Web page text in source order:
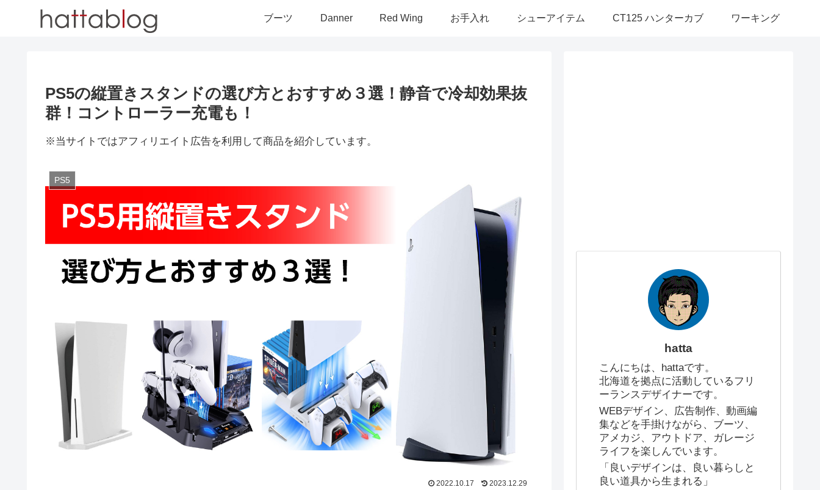
ブーツ Danner Red Wing お手入れ シューアイテム CT125 ハンターカブ ワーキング
PS5の縦置きスタンドの選び方とおすすめ３選！静音で冷却効果抜
群！コントローラー充電も！
※当サイトではアフィリエイト広告を利用して商品を紹介しています。
PS5
2022.10.17 2023.12.29
hatta
こんにちは、hattaです。
北海道を拠点に活動しているフリ
ーランスデザイナーです。
WEBデザイン、広告制作、動画編
集などを手掛けながら、ブーツ、
アメカジ、アウトドア、ガレージ
ライフを楽しんでいます。
「良いデザインは、良い暮らしと
良い道具から生まれる」